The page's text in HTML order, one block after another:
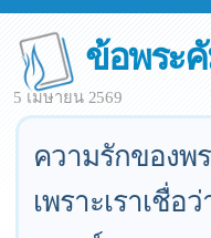
ข้อพระ
5 เมษายน 2569
ความรักของพ
เพราะเราเชื่อ